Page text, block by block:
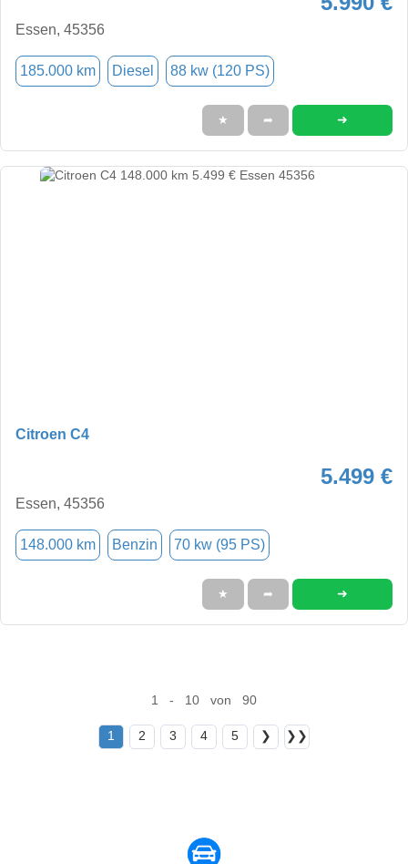
Essen, 45356
185.000 km Diesel 88 kw (120 PS)
★ ➦ ➜
Citroen C4
5.499 €
Essen, 45356
148.000 km Benzin 70 kw (95 PS)
★ ➦ ➜
1 - 10 von 90
1 2 3 4 5 ❯ ❯❯